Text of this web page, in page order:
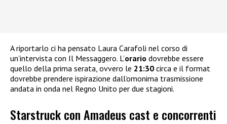
A riportarlo ci ha pensato Laura Carafoli nel corso di
un’intervista con Il Messaggero. L’orario dovrebbe essere
quello della prima serata, ovvero le 21:30 circa e il format
dovrebbe prendere ispirazione dall’omonima trasmissione
andata in onda nel Regno Unito per due stagioni.
Starstruck con Amadeus cast e concorrenti